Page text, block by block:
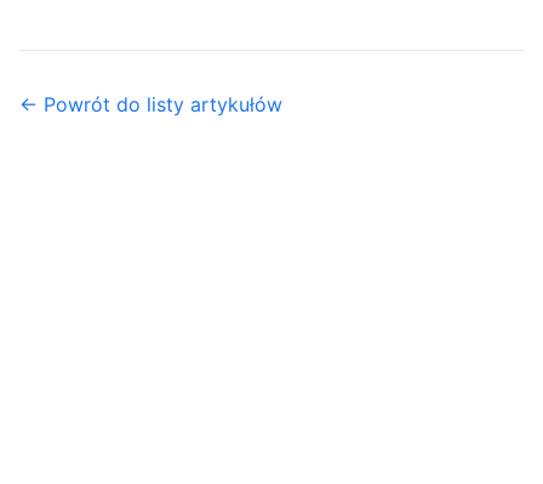
← Powrót do listy artykułów